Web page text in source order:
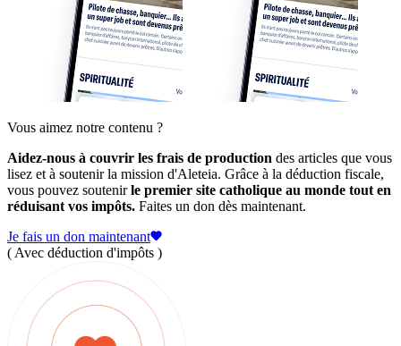
Vous aimez notre contenu ?
Aidez-nous à couvrir les frais de production des articles que vous
lisez et à soutenir la mission d'Aleteia. Grâce à la déduction fiscale,
vous pouvez soutenirle premier site catholique au monde tout en
réduisant vos impôts. Faites un don dès maintenant.
Je fais un don maintenant
( Avec déduction d'impôts )